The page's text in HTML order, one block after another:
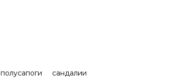
полусапоги сандалии